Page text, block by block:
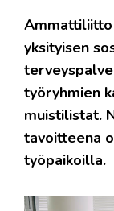
Ammattiliitto
yksityisen
työryhmien
muistilistat.
tavoitteena
työpaikoilla.